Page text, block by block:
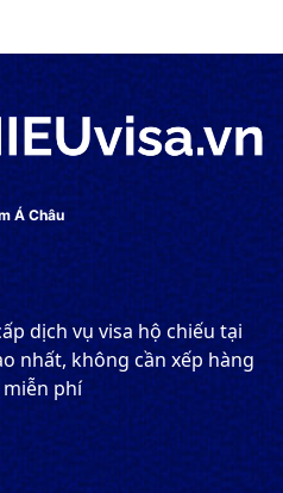
Á Châu
dịch vụ visa hộ chiếu tại
nhất, không cần xếp hàng
phí